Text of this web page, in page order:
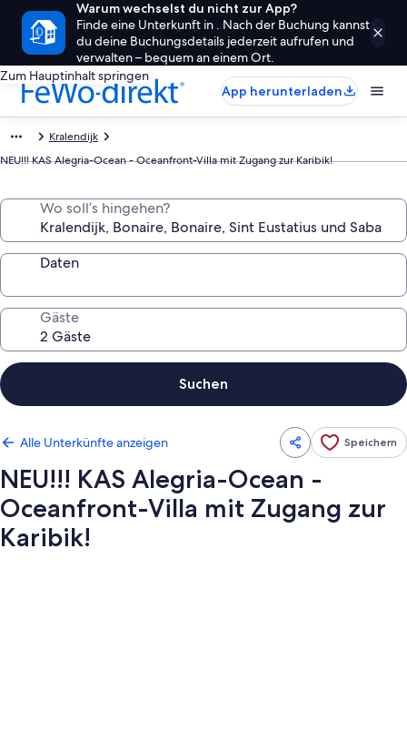
Warum wechselst du nicht zur App?
Finde eine Unterkunft in . Nach der Buchung kannst
du deine Buchungsdetails jederzeit aufrufen und
verwalten – bequem an einem Ort.
Zum Hauptinhalt springen
App herunterladen
Kralendijk
NEU!!! KAS Alegria-Ocean - Oceanfront-Villa mit Zugang zur Karibik!
Wo soll’s hingehen?
Daten
Gäste
Suchen
Alle Unterkünfte anzeigen Speichern
NEU!!! KAS Alegria-Ocean -
Oceanfront-Villa mit Zugang zur
Karibik!